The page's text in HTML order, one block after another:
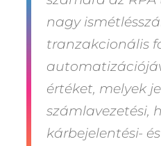
nagy
tranzakcionális
értéket, melyek
számlavezetési,
kárbejelentési-